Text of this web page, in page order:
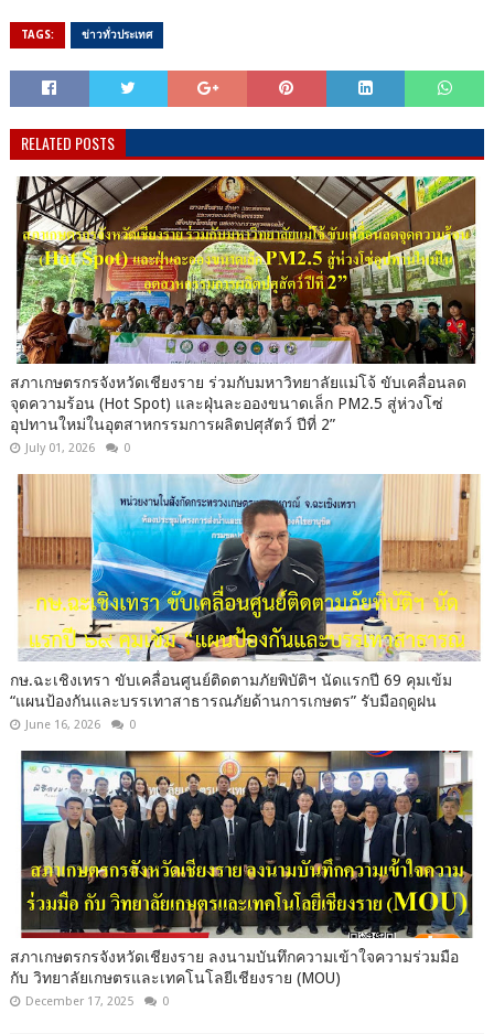
TAGS: ข่าวทั่วประเทศ
RELATED POSTS
สภาเกษตรกรจังหวัดเชียงราย ร่วมกับมหาวิทยาลัยแม่โจ้ ขับเคลื่อนลด
จุดความร้อน (Hot Spot) และฝุ่นละอองขนาดเล็ก PM2.5 สู่ห่วงโซ่
อุปทานใหม่ในอุตสาหกรรมการผลิตปศุสัตว์ ปีที่ 2”
July 01, 2026 0
กษ.ฉะเชิงเทรา ขับเคลื่อนศูนย์ติดตามภัยพิบัติฯ นัดแรกปี 69 คุมเข้ม
“แผนป้องกันและบรรเทาสาธารณภัยด้านการเกษตร” รับมือฤดูฝน
June 16, 2026 0
สภาเกษตรกรจังหวัดเชียงราย ลงนามบันทึกความเข้าใจความร่วมมือ
กับ วิทยาลัยเกษตรและเทคโนโลยีเชียงราย (MOU)
December 17, 2025 0